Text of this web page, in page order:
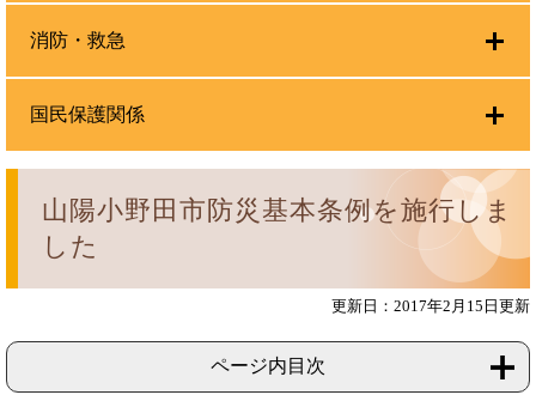
山陽小野田市防災基本条例を施行しま
した
更新日：2017年2月15日更新
ページ内目次
消防・救急
国民保護関係